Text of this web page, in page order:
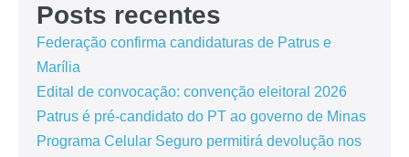
Posts recentes
Federação confirma candidaturas de Patrus e
Marília
Edital de convocação: convenção eleitoral 2026
Patrus é pré-candidato do PT ao governo de Minas
Programa Celular Seguro permitirá devolução nos